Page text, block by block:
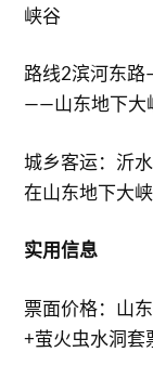
峡谷
路线2滨河东
——山东地下大
城乡客运：沂
在山东地下大
实用信息
票面价格：山
+萤火虫水洞套